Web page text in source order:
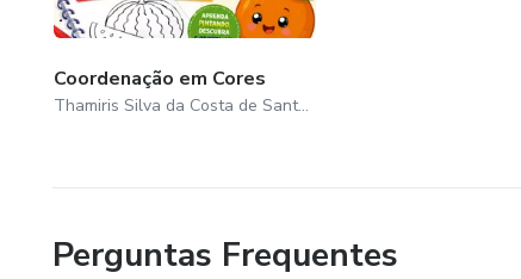
Coordenação em Cores
Thamiris Silva da Costa de Santana
Perguntas Frequentes